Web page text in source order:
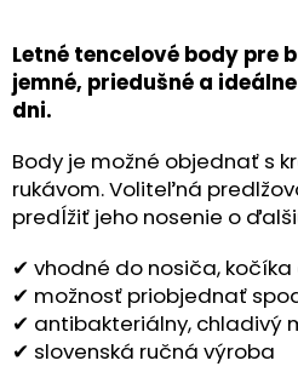
Letné tencelové body pre
jemné, priedušné a
dni.
Body je možné objednať s
rukávom. Voliteľná
predĺžiť jeho nosenie o
✔ vhodné do nosiča,
✔ možnosť priobjednať
✔ antibakteriálny, chladivý
✔ slovenská ručná výroba